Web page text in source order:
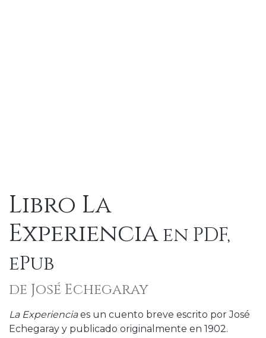
Libro La
Experienciaen PDF,
ePub
de José Echegaray
La Experienciaes un cuento breve escrito por José
Echegaray y publicado originalmente en 1902.